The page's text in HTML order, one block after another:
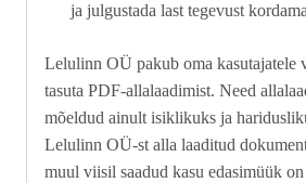
ja julgustada last tegevust
Lelulinn OÜ pakub oma kasutajatele
tasuta PDF-allalaadimist. Need
mõeldud ainult isiklikuks ja
Lelulinn OÜ-st alla laaditud
muul viisil saadud kasu edasimüük